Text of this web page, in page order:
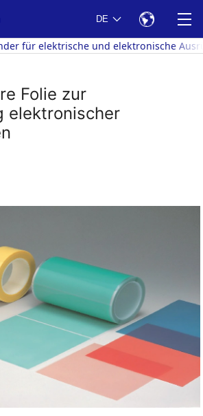
DE
für elektrische und elektronische
Folie zur
elektronischer